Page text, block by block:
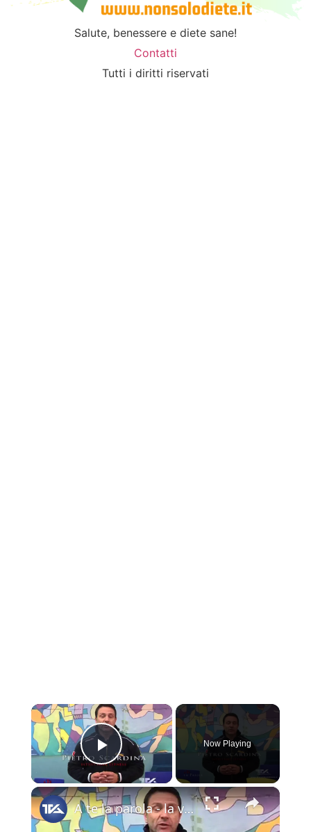
Salute, benessere e diete sane!
Contatti
Tutti i diritti riservati
×
Play Video
Now Playing
×
A te la parola - la vera dieta